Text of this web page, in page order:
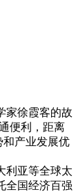
家徐霞客的故
便利，距离
和产业发展优
亚等全球太
全国经济百强